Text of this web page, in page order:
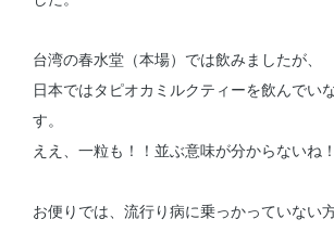
台湾の春水堂（本場）では飲みましたが、
日本ではタピオカミルクティーを飲んでい
す。
ええ、一粒も！！並ぶ意味が分からないね！
お便りでは、流行り病に乗っかっていない方